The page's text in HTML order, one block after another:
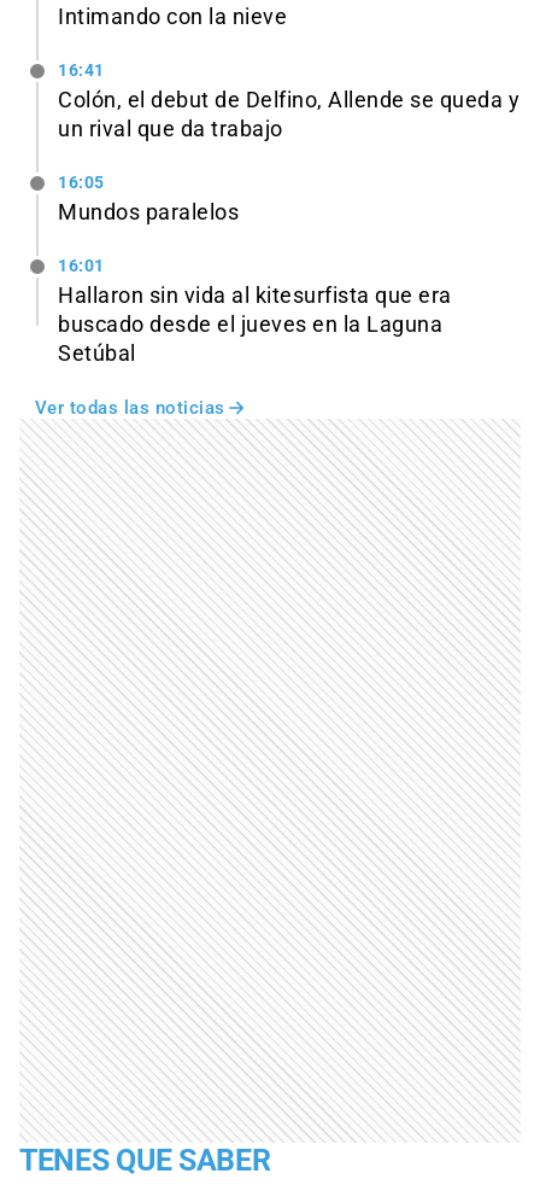
Intimando con la nieve
16:41
Colón, el debut de Delfino, Allende se queda y
un rival que da trabajo
16:05
Mundos paralelos
16:01
Hallaron sin vida al kitesurfista que era
buscado desde el jueves en la Laguna
Setúbal
Ver todas las noticias
TENES QUE SABER